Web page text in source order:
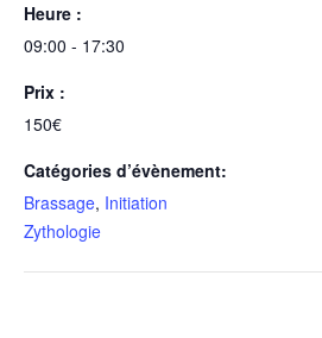
Heure :
09:00 - 17:30
Prix :
150€
Catégories d’évènement:
Brassage, Initiation
Zythologie